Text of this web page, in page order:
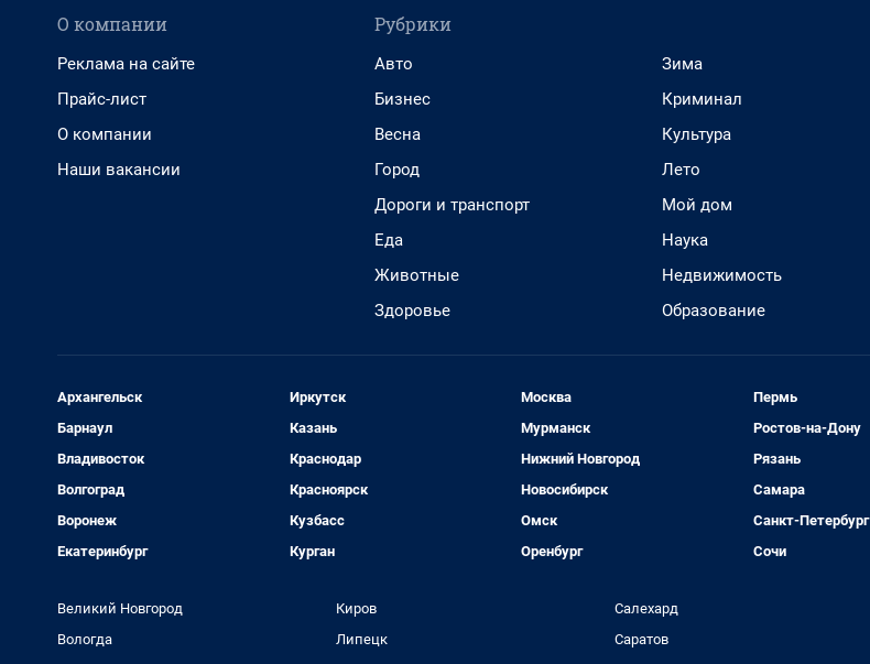
О компании
Реклама на сайте
Прайс-лист
О компании
Наши вакансии
Рубрики
Авто
Бизнес
Весна
Город
Дороги и транспорт
Еда
Животные
Здоровье
Зима
Криминал
Культура
Лето
Мой дом
Наука
Недвижимость
Образование
Архангельск
Барнаул
Владивосток
Волгоград
Воронеж
Екатеринбург
Иркутск
Казань
Краснодар
Красноярск
Кузбасс
Курган
Москва
Мурманск
Нижний Новгород
Новосибирск
Омск
Оренбург
Пермь
Ростов-на-Дону
Рязань
Самара
Санкт-Петербург
Сочи
Великий Новгород
Вологда
Киров
Липецк
Салехард
Саратов